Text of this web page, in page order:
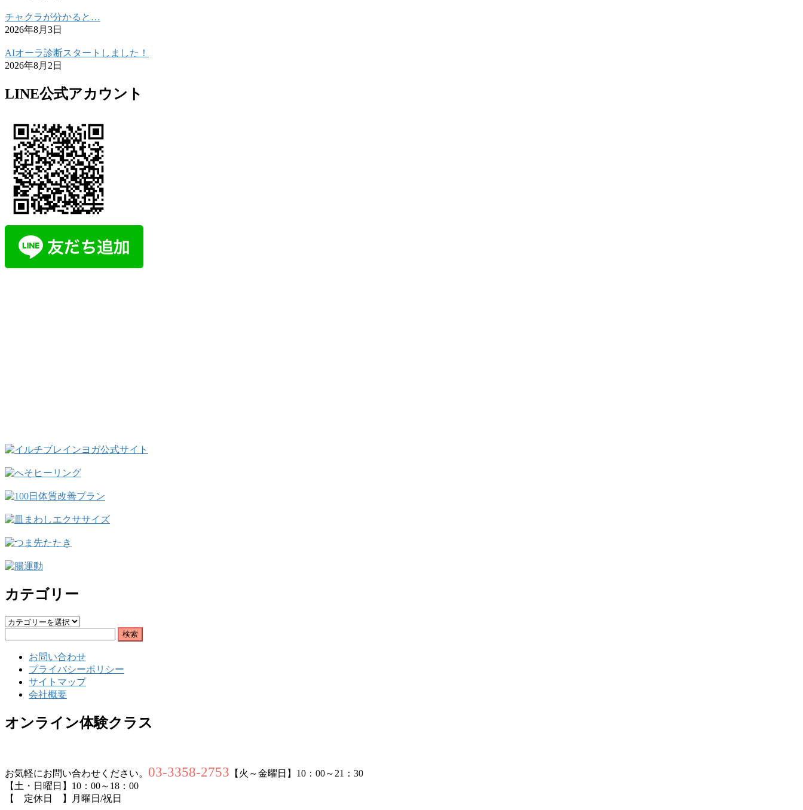
チャクラが分かると…
2026年8月3日
AIオーラ診断スタートしました！
2026年8月2日
LINE公式アカウント
カテゴリー
カ
お問い合わせ
プライバシーポリシー
サイトマップ
会社概要
オンライン体験クラス
お気軽にお問い合わせください。 03-3358-2753 【火～金曜日】10：00～21：30
【土・日曜日】10：00～18：00
【 定休日 】月曜日/祝日